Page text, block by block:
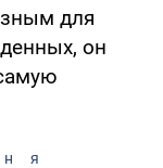
для
он